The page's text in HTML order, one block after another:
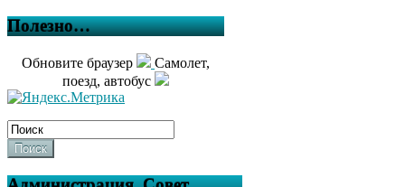
Полезно…
Обновите браузер
Самолет,
поезд, автобус
Поиск